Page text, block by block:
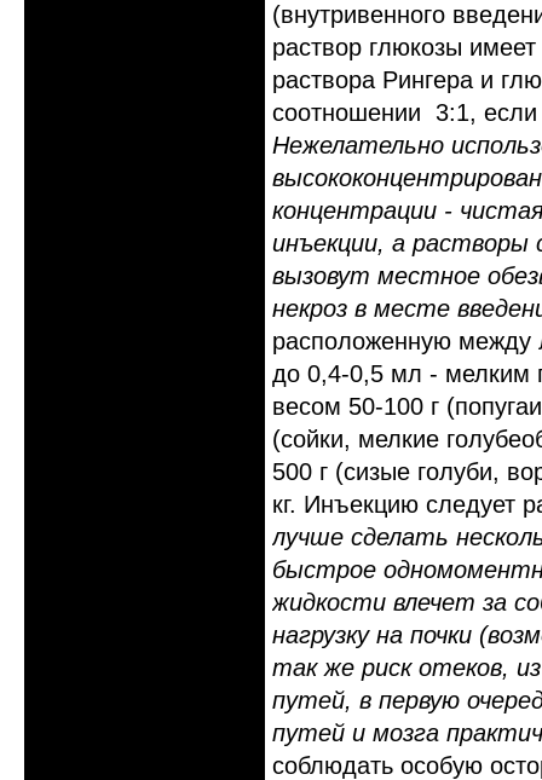
(внутривенного
раствор глюкозы
раствора Рингера и
соотношении 3:1, если
Нежелательно
концентрации -
инъекции, а растворы
вызовут местное
некроз в месте
расположенную между
до 0,4-0,5 мл - мелким
весом 50-100 г
(сойки, мелкие
500 г (сизые голуби,
кг. Инъекцию следует
лучше сделать
быстрое
жидкости влечет за
нагрузку на почки
так же риск отеков,
путей, в первую
путей и мозга
соблюдать особую